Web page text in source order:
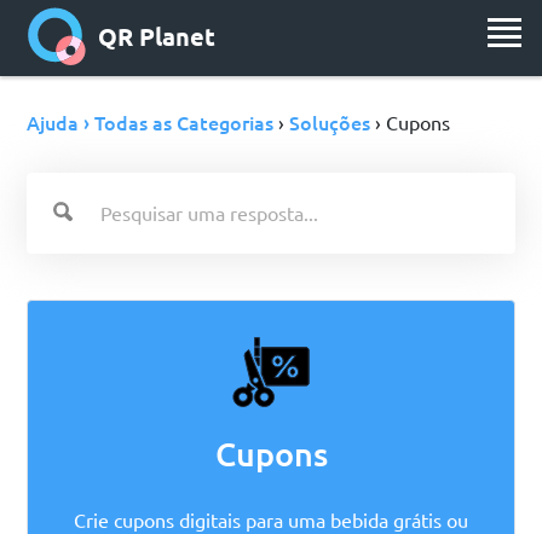
QR Planet
Ajuda › Todas as Categorias ›Soluções › Cupons
Cupons
Crie cupons digitais para uma bebida grátis ou